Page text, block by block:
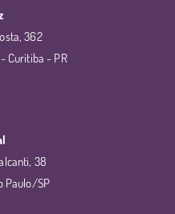
362
Curitiba - PR
38
Paulo/SP